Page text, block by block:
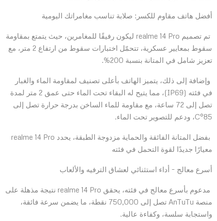
أفضل هاتف مقاوم للكسر: صلابة تناسب مغامراتك اليومية
تم تصميم realme 14 Pro ليكون رفيقًا للمغامرين، حيث يتمتع بمقاومة
سقوط بمعايير عسكرية، تتحمّل اختبارات سقوط من ارتفاع 2 متر، مع
تعزيز شامل في المتانة بنسبة 200%.
وإضافة إلى ذلك، يتميز الهاتف بأعلى تصنيف لمقاومة الماء والغبار
في فئته (IP69)، مما يتيح له البقاء تحت الماء حتى عمق 2 متر لمدة
تصل إلى 72 ساعة، مع مقاومة للماء الساخن بدرجة حرارة تصل إلى
85°C، ودعم للتصوير تحت الماء.
بفضل المتانة الفائقة والحماية مزدوجة الطبقة، يحدد realme 14 Pro
معيارًا جديدًا لقوة التحمل في فئته
أسرع معالج – أداء استثنائي لعشاق الترفيه والألعاب
مدعوم بأسرع معالج في فئته، يحقق realme 14 Pro نتيجة مذهلة على
منصة AnTuTu تصل إلى 750,000 نقطة، ما يضمن سرعة فائقة،
واستجابة سلسة، وكفاءة عالية.